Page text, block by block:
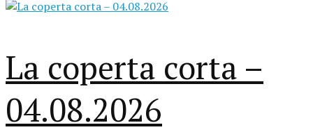
La coperta corta –
04.08.2026